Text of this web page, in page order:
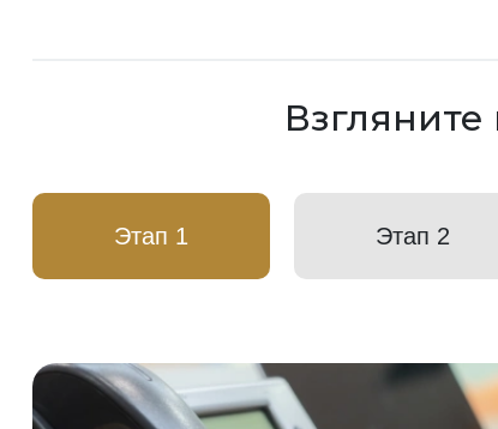
Взгляните
Этап 1 Этап 2